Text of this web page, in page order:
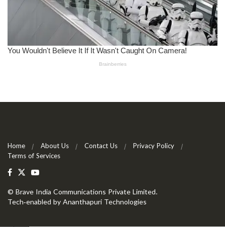
Home About Us Contact Us
Privacy Policy
Terms of Services
© Brave India Communications Private Limited.
Tech-enabled by Ananthapuri Technologies